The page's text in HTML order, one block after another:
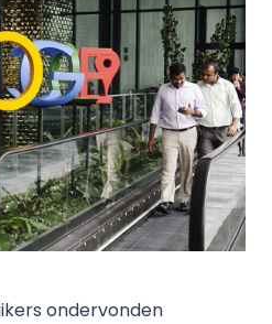
HU
NO
RO
CS
SK
ondervonden